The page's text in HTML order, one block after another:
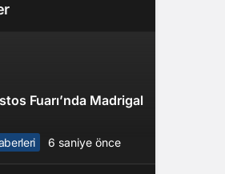
Fuarı’nda Madrigal
6 saniye önce